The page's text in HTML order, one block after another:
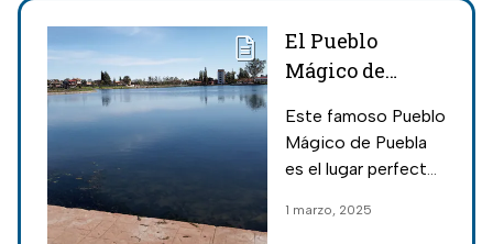
El Pueblo
Mágico de
parece sacado
de un libro y
termales
Este famoso Pueblo
Mágico de Puebla
es el lugar perfecto
encontrar belleza
1 marzo, 2025